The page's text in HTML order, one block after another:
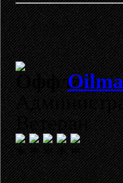
Ветеран